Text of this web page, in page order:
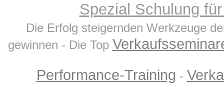
Spezial Schulung
Die Erfolg steigernden Werkzeuge
gewinnen - Die Top
Performance-Training -